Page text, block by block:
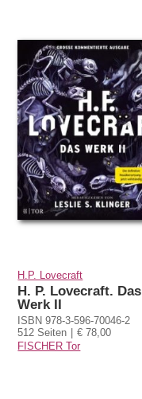
H.P. Lovecraft
H. P. Lovecraft. Das
Werk II
ISBN 978-3-596-70046-2
512 Seiten
€ 78,00
FISCHER Tor